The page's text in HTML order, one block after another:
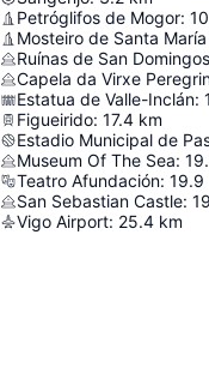
Petróglifos de Mogor:
Mosteiro de Santa
Ruínas de San Domingos
Capela da Virxe
Estatua de Valle-Inclán:
Figueirido: 17.4 km
Estadio Municipal de
Museum Of The Sea:
Teatro Afundación: 19.9
San Sebastian Castle:
Vigo Airport: 25.4 km